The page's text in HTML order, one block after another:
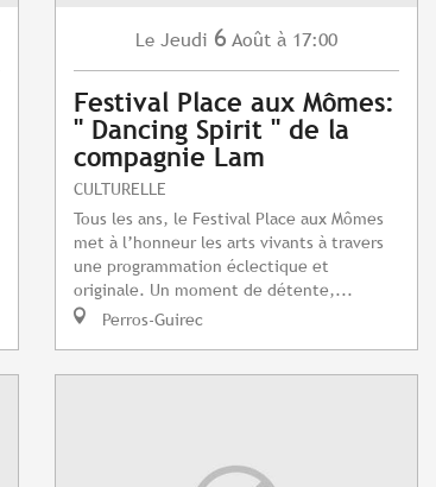
Le Jeudi 6 Août à 17:00
Festival Place aux Mômes:
" Dancing Spirit " de la
compagnie Lam
CULTURELLE
Tous les ans, le Festival Place aux Mômes
met à l’honneur les arts vivants à travers
une programmation éclectique et
originale. Un moment de détente,...
Perros-Guirec